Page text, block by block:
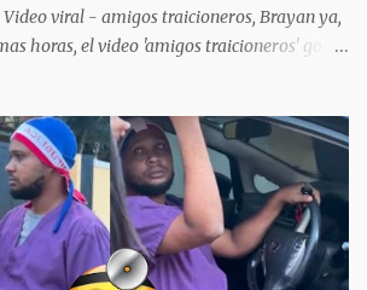
viral - amigos traicioneros, Brayan ya,
horas, el video 'amigos traicioneros' gore
cibernautas han compartido grabaciones
que corresponde al asesinato de Andrés
joven nacido en Venezuela de entre 20 a 22
internet, fueron los mismos amigos de
la vida luego de más de 50 apuñaladas
El anterior hecho se registró el